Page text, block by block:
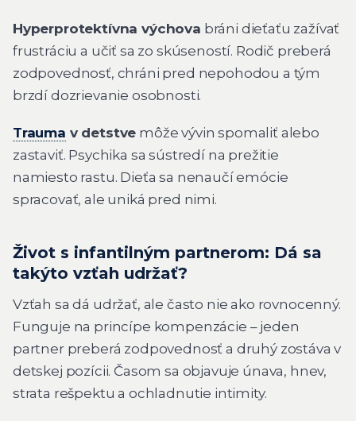
Hyperprotektívna výchova bráni dieťaťu zažívať
frustráciu a učiť sa zo skúseností. Rodič preberá
zodpovednosť, chráni pred nepohodou a tým
brzdí dozrievanie osobnosti.
Trauma v detstve môže vývin spomaliť alebo
zastaviť. Psychika sa sústredí na prežitie
namiesto rastu. Dieťa sa nenaučí emócie
spracovať, ale uniká pred nimi.
Život s infantilným partnerom: Dá sa
takýto vzťah udržať?
Vzťah sa dá udržať, ale často nie ako rovnocenný.
Funguje na princípe kompenzácie – jeden
partner preberá zodpovednosť a druhý zostáva v
detskej pozícii. Časom sa objavuje únava, hnev,
strata rešpektu a ochladnutie intimity.